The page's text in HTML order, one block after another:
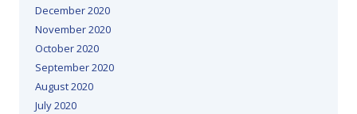
December 2020
November 2020
October 2020
September 2020
August 2020
July 2020